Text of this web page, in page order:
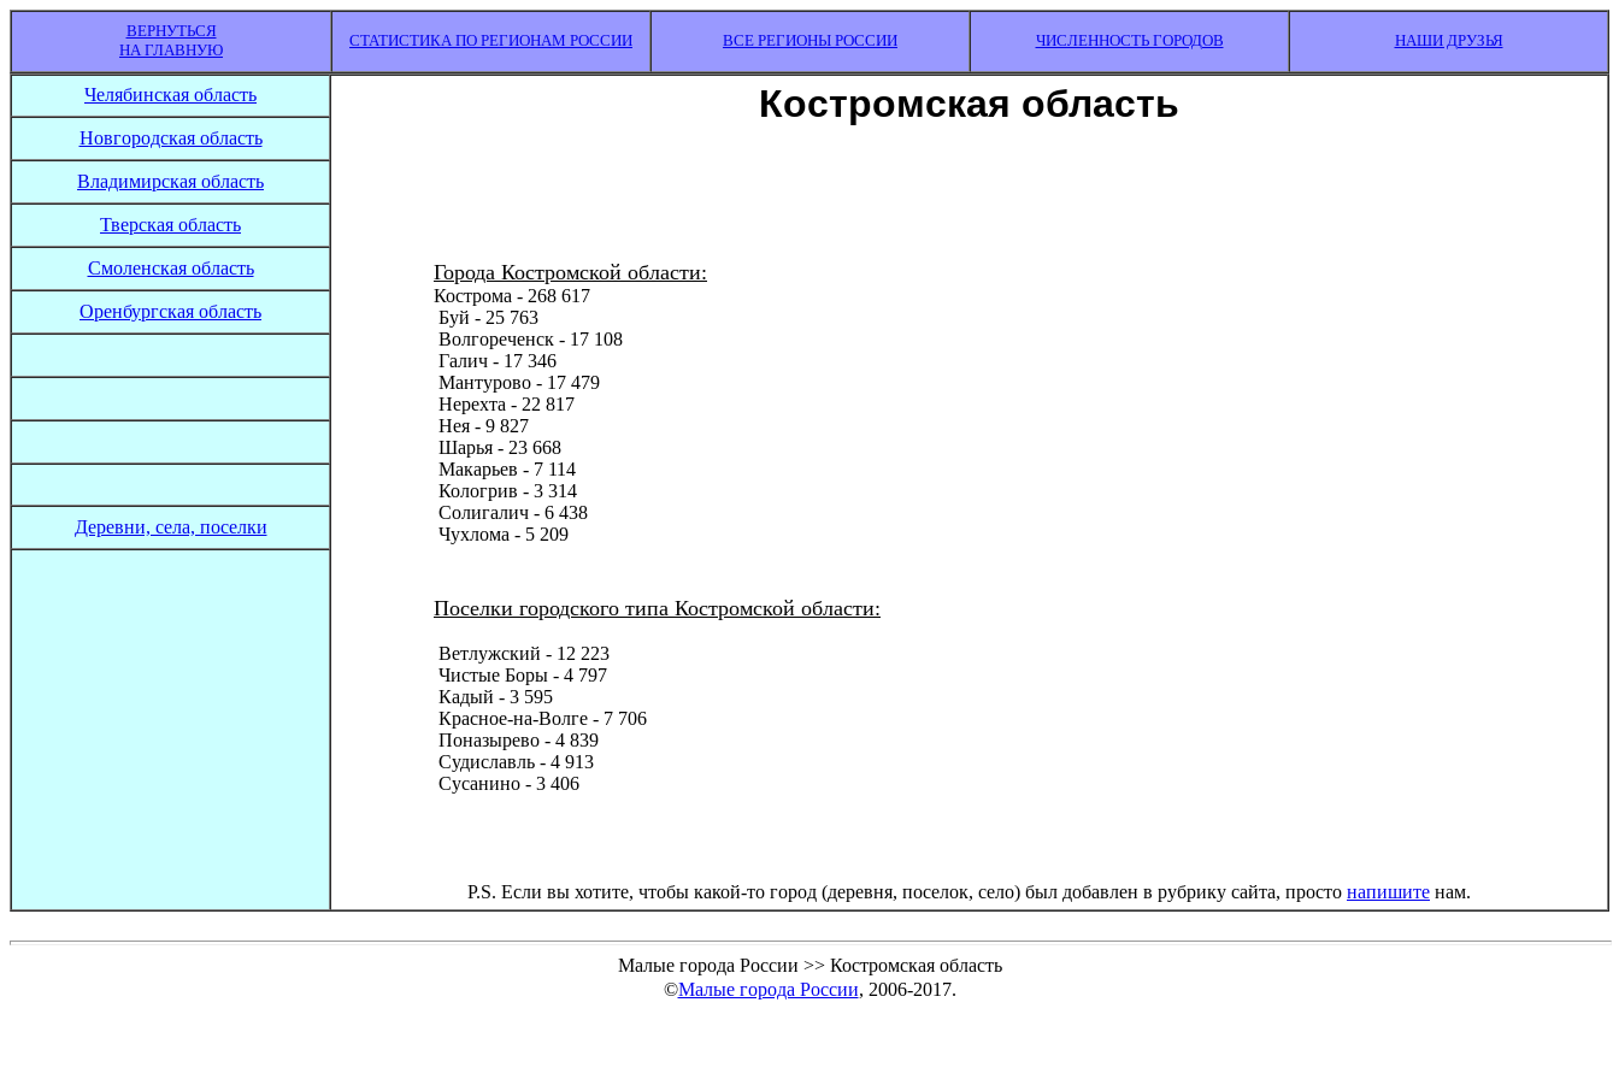
ВЕРНУТЬСЯ
НА ГЛАВНУЮ
СТАТИСТИКА ПО РЕГИОНАМ РОССИИ ВСЕ РЕГИОНЫ РОССИИ ЧИСЛЕННОСТЬ ГОРОДОВ НАШИ ДРУЗЬЯ
Челябинская область Костромская область
Города Костромской области:
Кострома - 268 617
Буй - 25 763
Волгореченск - 17 108
Галич - 17 346
Мантурово - 17 479
Нерехта - 22 817
Нея - 9 827
Шарья - 23 668
Макарьев - 7 114
Кологрив - 3 314
Солигалич - 6 438
Чухлома - 5 209
Поселки городского типа Костромской области:
Ветлужский - 12 223
Чистые Боры - 4 797
Кадый - 3 595
Красное-на-Волге - 7 706
Поназырево - 4 839
Судиславль - 4 913
Сусанино - 3 406
P.S. Если вы хотите, чтобы какой-то город (деревня, поселок, село) был добавлен в рубрику сайта, просто напишите нам.
Новгородская область
Владимирская область
Тверская область
Смоленская область
Оренбургская область
Деревни, села, поселки
Малые города России >> Костромская область
©Малые города России, 2006-2017.